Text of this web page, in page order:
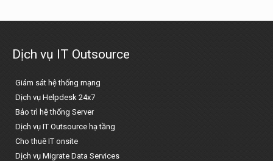
Dịch vụ IT Outsource
Giám sát hệ thống mạng
Dịch vụ Helpdesk 24x7
Bảo trì hệ thống Server
Dịch vụ IT Outsource hạ tầng
Cho thuê IT onsite
Dịch vụ Migrate Data Services